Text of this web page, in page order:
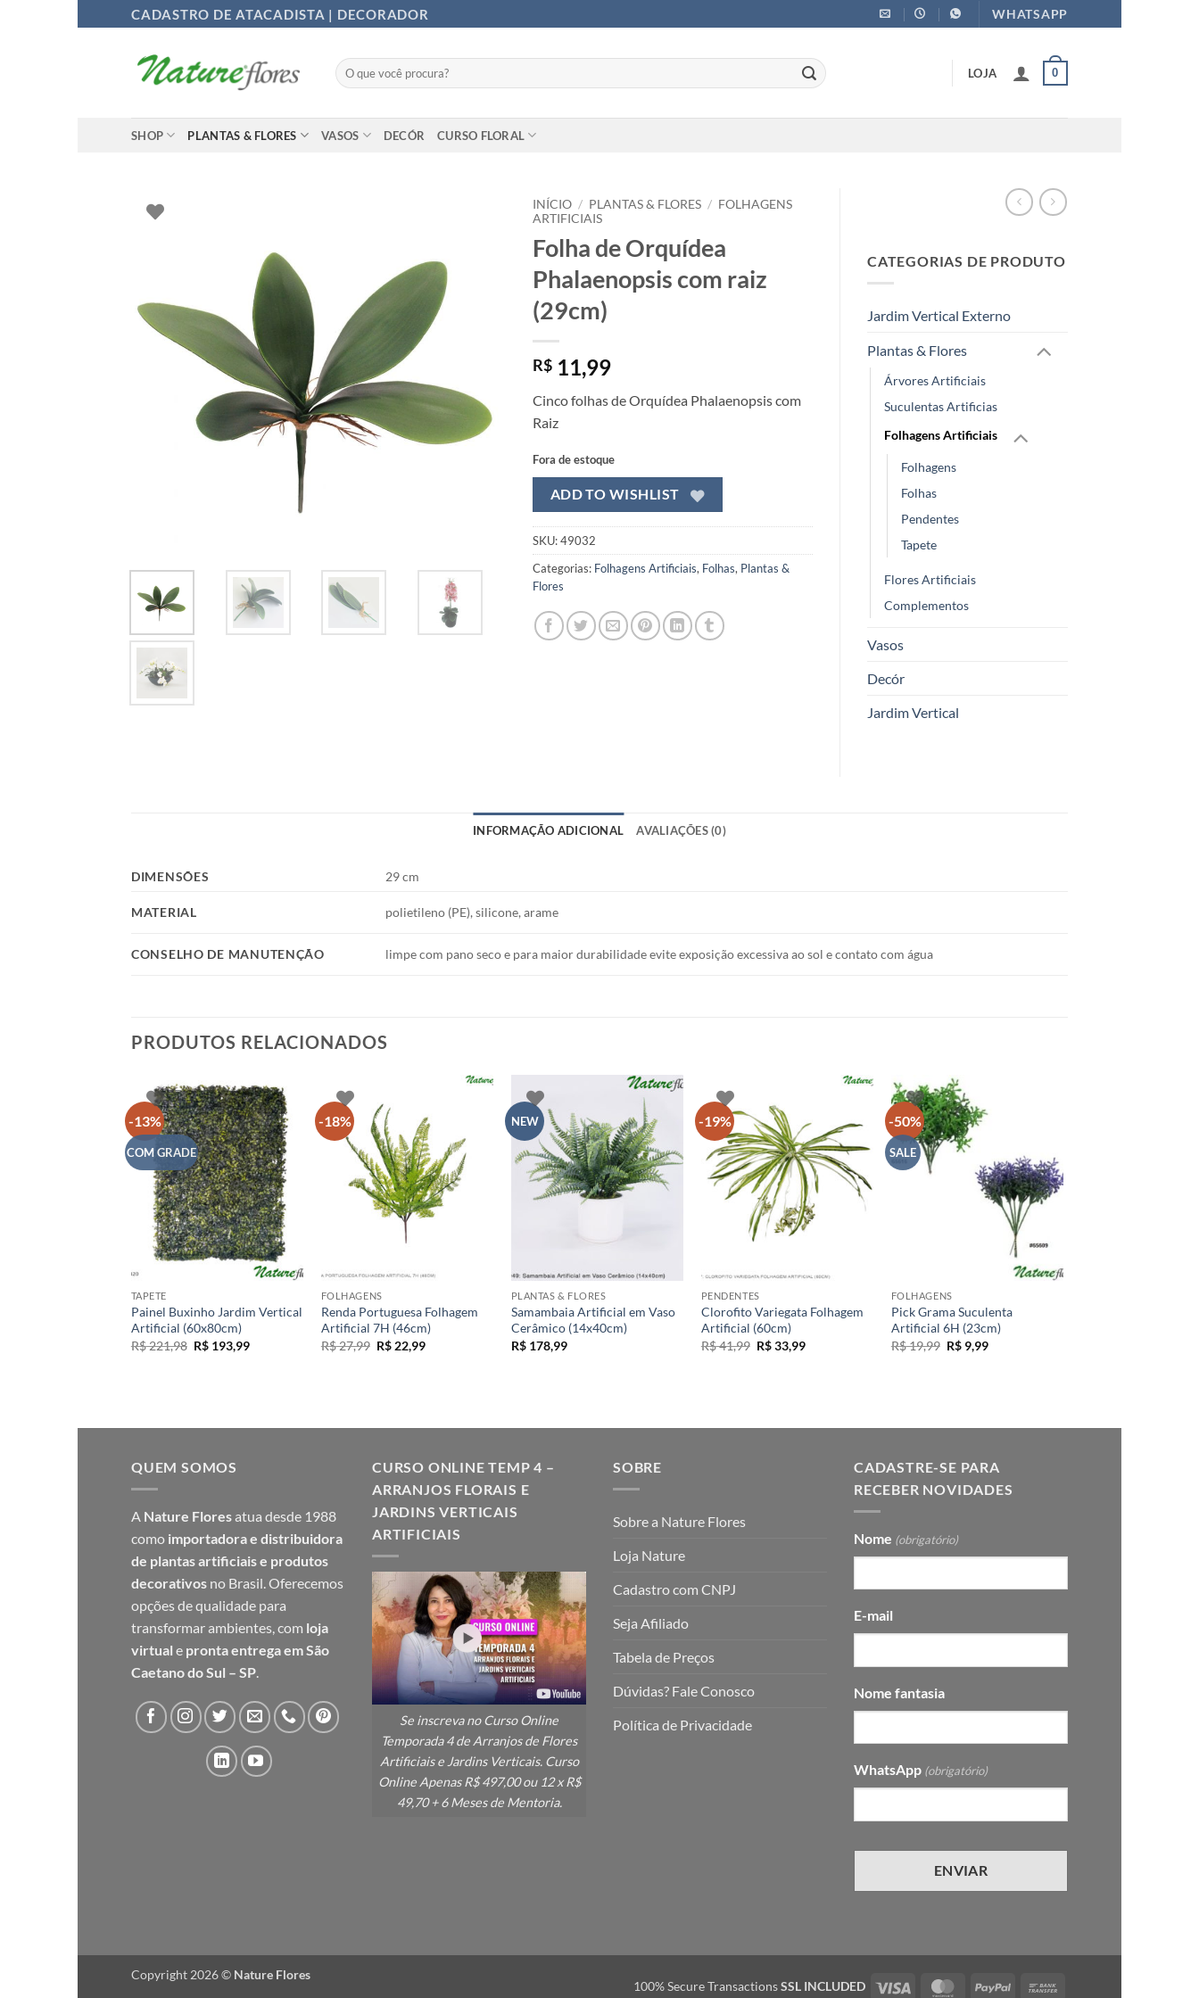
para
CADASTRO DE ATACADISTA | DECORADOR WHATSAPP
Pesquisar
por:
LOJA 0
SHOP PLANTAS & FLORES VASOS DECÓR CURSO FLORAL
INÍCIO / PLANTAS & FLORES / FOLHAGENS
ARTIFICIAIS
Folha de Orquídea
Phalaenopsis com raiz
(29cm)
R$ 11,99
Cinco folhas de Orquídea Phalaenopsis com
Raiz
Fora de estoque
ADD TO WISHLIST
SKU:49032
Categorias: Folhagens Artificiais, Folhas, Plantas &
Flores
CATEGORIAS DE PRODUTO
Jardim Vertical Externo
Plantas & Flores
Árvores Artificiais
Suculentas Artificias
Folhagens Artificiais
Folhagens
Folhas
Pendentes
Tapete
Flores Artificiais
Complementos
Vasos
Decór
Jardim Vertical
INFORMAÇÃO ADICIONAL AVALIAÇÕES (0)
DIMENSÕES 29 cm
MATERIAL polietileno (PE), silicone, arame
CONSELHO DE MANUTENÇÃO limpe com pano seco e para maior durabilidade evite exposição excessiva ao sol e contato com água
PRODUTOS RELACIONADOS
-13%
COM GRADE
+
TAPETE
Painel Buxinho Jardim Vertical
Artificial (60x80cm)
R$221,98 O
R$ 193,99O
-18%
FOLHAGENS
Renda Portuguesa Folhagem
Artificial 7H (46cm)
R$27,99 O
R$ 22,99O
NEW
PLANTAS & FLORES
Samambaia Artificial em Vaso
Cerâmico (14x40cm)
R$178,99
-19%
PENDENTES
Clorofito Variegata Folhagem
Artificial (60cm)
R$41,99 O
R$33,99O
-50%
SALE
FOLHAGENS
Pick Grama Suculenta
Artificial 6H (23cm)
R$19,99 O
preço
R$ 9,99O
QUEM SOMOS
A Nature Floresatua desde 1988
como importadora e distribuidora
de plantas artificiais e produtos
decorativos no Brasil. Oferecemos
opções de qualidade para
transformar ambientes, com loja
virtual e pronta entrega em São
Caetano do Sul – SP
CURSO ONLINE TEMP 4 –
ARRANJOS FLORAIS E
JARDINS VERTICAIS
ARTIFICIAIS
Se inscreva no Curso Online
Temporada 4 de Arranjos de Flores
Artificiais e Jardins Verticais. Curso
Online Apenas R$ 497,00 ou 12 x R$
49,70 + 6 Meses de Mentoria.
SOBRE
Sobre a Nature Flores
Loja Nature
Cadastro com CNPJ
Seja Afiliado
Tabela de Preços
Dúvidas? Fale Conosco
Política de Privacidade
CADASTRE-SE PARA
RECEBER NOVIDADES
Nome (obrigatório)
E-mail
Nome fantasia
WhatsApp (obrigatório)
100% Secure TransactionsSSL INCLUDED Visa MasterCardPayPal
Copyright 2026 © Nature Flores